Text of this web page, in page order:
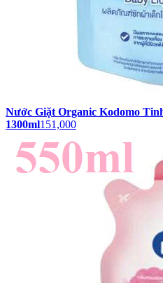
Nước Giặt Organic Kodomo
1300ml151,000